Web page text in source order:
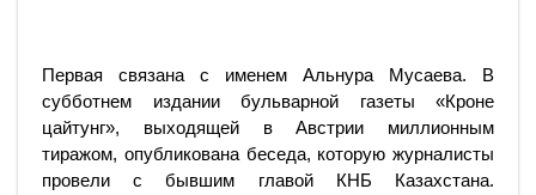
Первая связана с именем Альнура Мусаева. В
субботнем издании бульварной газеты «Кроне
цайтунг», выходящей в Австрии миллионным
тиражом, опубликована беседа, которую журналисты
провели с бывшим главой КНБ Казахстана.